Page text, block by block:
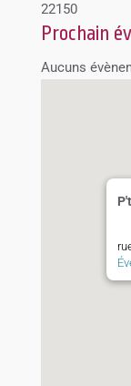
22150
Prochain
Aucuns